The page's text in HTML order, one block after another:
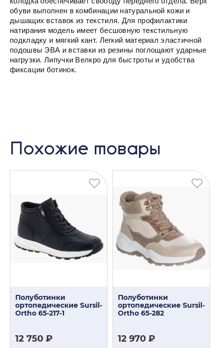
обуви выполнен в комбинации натуральной кожи и
дышащих вставок из текстиля. Для профилактики
натирания модель имеет бесшовную текстильную
подкладку и мягкий кант. Легкий материал эластичной
подошвы ЭВА и вставки из резины поглощают ударные
нагрузки. Липучки Велкро для быстроты и удобства
фиксации ботинок.
Похожие товары
Полуботинки
ортопедические Sursil-
Ortho 65-217-1
12 750 ₽
Полуботинки
ортопедические Sursil-
Ortho 65-282
12 970 ₽